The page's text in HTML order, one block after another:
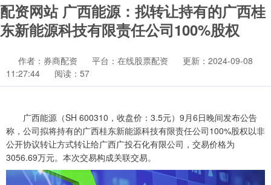
配资网站 广西能源：拟转让持有的广西桂
东新能源科技有限责任公司100%股权
作者：券商配资 平台：在线股票配资
更新：2024-09-08
11:27:44
阅读：57
广西能源（SH 600310，收盘价：3.5元）9月6日晚间发布公告
称，公司拟将持有的广西桂东新能源科技有限责任公司100%股权以非
公开协议转让方式转让给广西广投石化有限公司，交易价格为
3056.69万元。本次交易构成关联交易。